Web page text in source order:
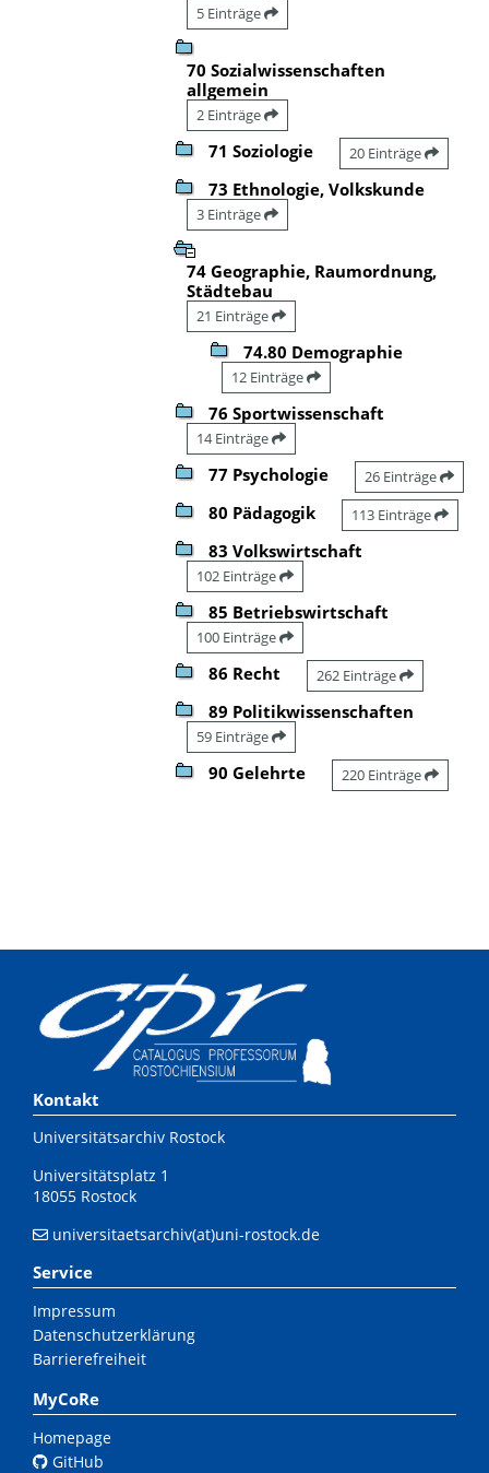
5 Einträge
70 Sozialwissenschaften
allgemein
2 Einträge
71 Soziologie 20 Einträge
73 Ethnologie, Volkskunde
3 Einträge
74 Geographie, Raumordnung,
Städtebau
21 Einträge
74.80 Demographie
12 Einträge
76 Sportwissenschaft
14 Einträge
77 Psychologie 26 Einträge
80 Pädagogik 113 Einträge
83 Volkswirtschaft
102 Einträge
85 Betriebswirtschaft
100 Einträge
86 Recht 262 Einträge
89 Politikwissenschaften
59 Einträge
90 Gelehrte 220 Einträge
Kontakt
Universitätsarchiv Rostock
Universitätsplatz 1
18055 Rostock
universitaetsarchiv(at)uni-rostock.de
Service
Impressum
Datenschutzerklärung
Barrierefreiheit
MyCoRe
Homepage
GitHub